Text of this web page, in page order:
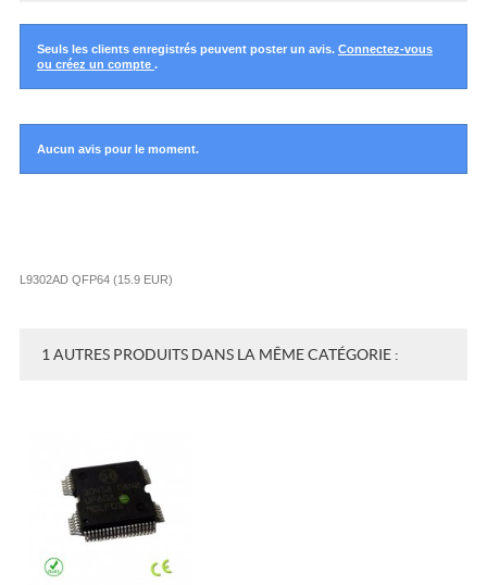
Seuls les clients enregistrés peuvent poster un avis. Connectez-vous
ou créez un compte .
Aucun avis pour le moment.
L9302AD QFP64 (15.9 EUR)
1 AUTRES PRODUITS DANS LA MÊME CATÉGORIE :